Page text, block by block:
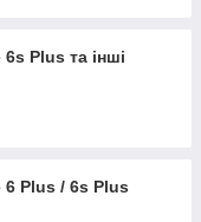
Plus та інші
Plus / 6s Plus